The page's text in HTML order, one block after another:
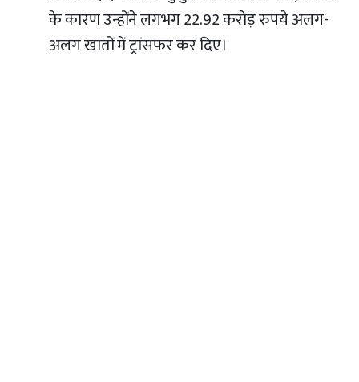
के कारण उन्होंने लगभग 22.92 करोड़ रुपये अलग-
अलग खातों में ट्रांसफर कर दिए।